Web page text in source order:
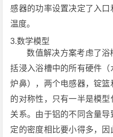
感器的功率设置决定了入
温度。
3.数学模型
数值解决方案考虑了
括浸入浴槽中的所有硬件（
炉鼻），两个电感器，锭
的对称性，只有一半是模
关系。由于铝的不同含量
定的密度相比要小得多，